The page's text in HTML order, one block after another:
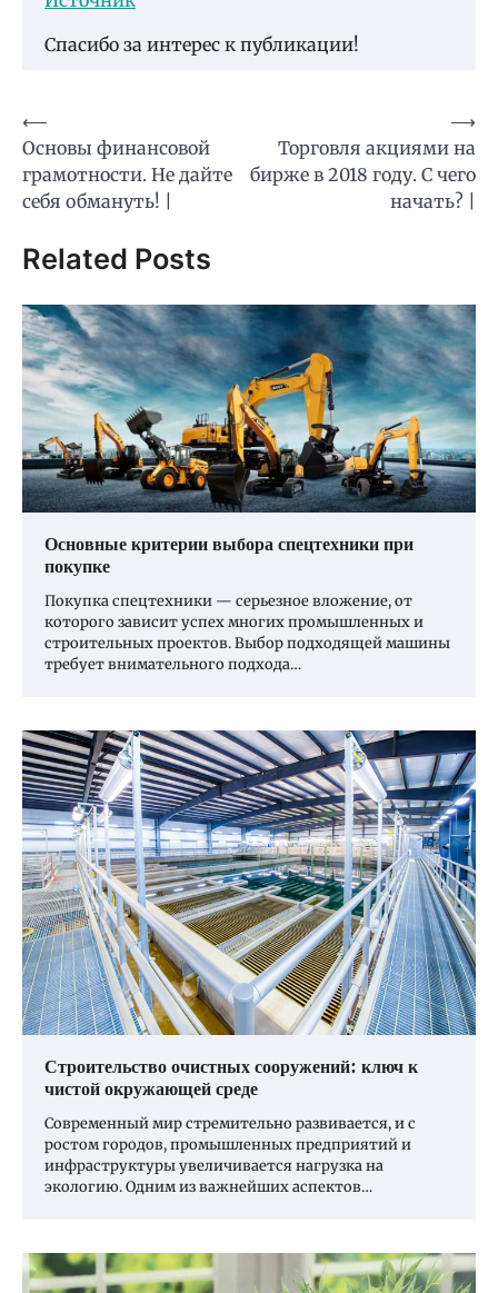
Спасибо за интерес к публикации!
Навигация
по
записям
⟵
Основы финансовой
грамотности. Не дайте
себя обмануть! |
Торговля акциями на
бирже в 2018 году. С чего
начать? |
⟶
Related Posts
Основные критерии выбора спецтехники при
покупке
Покупка спецтехники — серьезное вложение, от
которого зависит успех многих промышленных и
строительных проектов. Выбор подходящей машины
требует внимательного подхода…
Строительство очистных сооружений: ключ к
чистой окружающей среде
Современный мир стремительно развивается, и с
ростом городов, промышленных предприятий и
инфраструктуры увеличивается нагрузка на
экологию. Одним из важнейших аспектов…